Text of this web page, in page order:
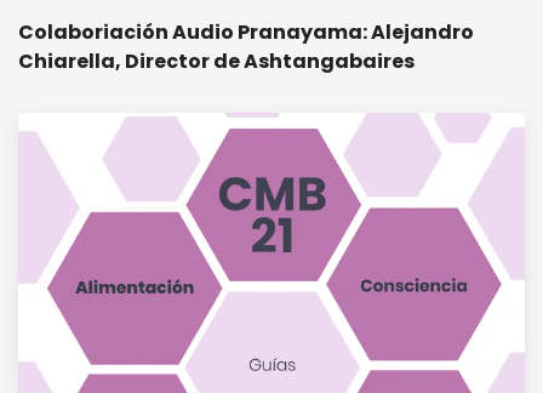
Colaboriación Audio Pranayama: Alejandro
Chiarella, Director de Ashtangabaires